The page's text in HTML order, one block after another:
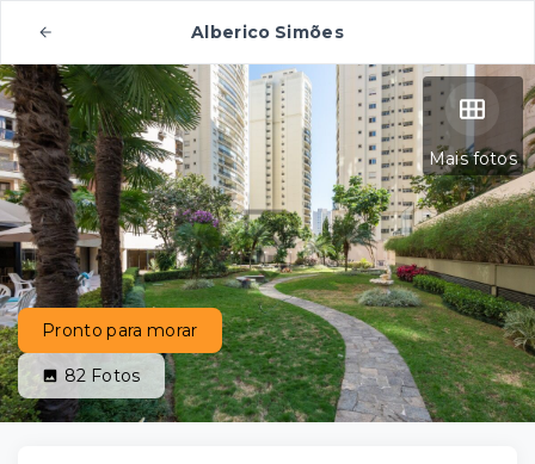
Alberico Simões
Mais fotos
Pronto para morar
82 Fotos